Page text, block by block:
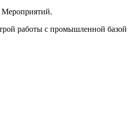
работы с промышленной базой